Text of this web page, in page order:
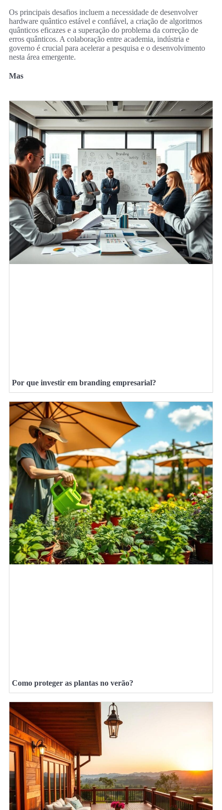
Os principais desafios incluem a necessidade de desenvolver
hardware quântico estável e confiável, a criação de algoritmos
quânticos eficazes e a superação do problema da correção de
erros quânticos. A colaboração entre academia, indústria e
governo é crucial para acelerar a pesquisa e o desenvolvimento
nesta área emergente.
Mas
Por que investir em branding empresarial?
Como proteger as plantas no verão?